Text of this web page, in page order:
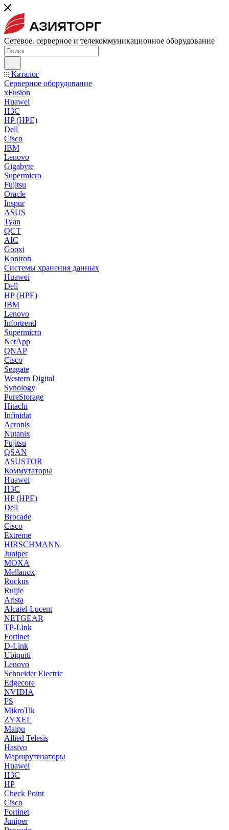
Сетевое. серверное и телекоммуникационное оборудование
Каталог
Серверное оборудование
xFusion
Huawei
H3C
HP (HPE)
Dell
Cisco
IBM
Lenovo
Gigabyte
Supermicro
Fujitsu
Oracle
Inspur
ASUS
Tyan
QCT
AIC
Gooxi
Kontron
Системы хранения данных
Huawei
Dell
HP (HPE)
IBM
Lenovo
Infortrend
Supermicro
NetApp
QNAP
Cisco
Seagate
Western Digital
Synology
PureStorage
Hitachi
Infinidat
Acronis
Nutanix
Fujitsu
QSAN
ASUSTOR
Коммутаторы
Huawei
H3C
HP (HPE)
Dell
Brocade
Cisco
Extreme
HIRSCHMANN
Juniper
MOXA
Mellanox
Ruckus
Ruijie
Arista
Alcatel-Lucent
NETGEAR
TP-Link
Fortinet
D-Link
Ubiquiti
Lenovo
Schneider Electric
Edgecore
NVIDIA
FS
MikroTik
ZYXEL
Maipu
Allied Telesis
Hasivo
Маршрутизаторы
Huawei
H3C
HP
Check Point
Cisco
Fortinet
Juniper